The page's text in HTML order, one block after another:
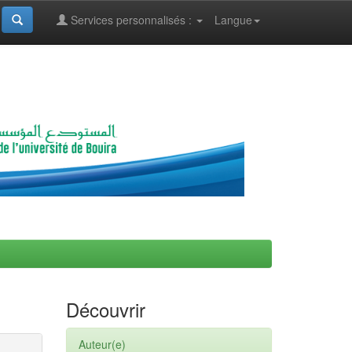
Langue
Services personnalisés :
Découvrir
Auteur(e)